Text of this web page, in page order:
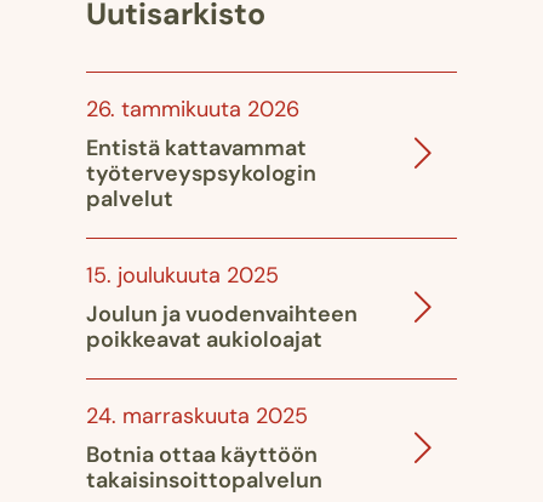
Uutisarkisto
26. tammikuuta 2026
Entistä kattavammat
työterveyspsykologin
palvelut
15. joulukuuta 2025
Joulun ja vuodenvaihteen
poikkeavat aukioloajat
24. marraskuuta 2025
Botnia ottaa käyttöön
takaisinsoittopalvelun